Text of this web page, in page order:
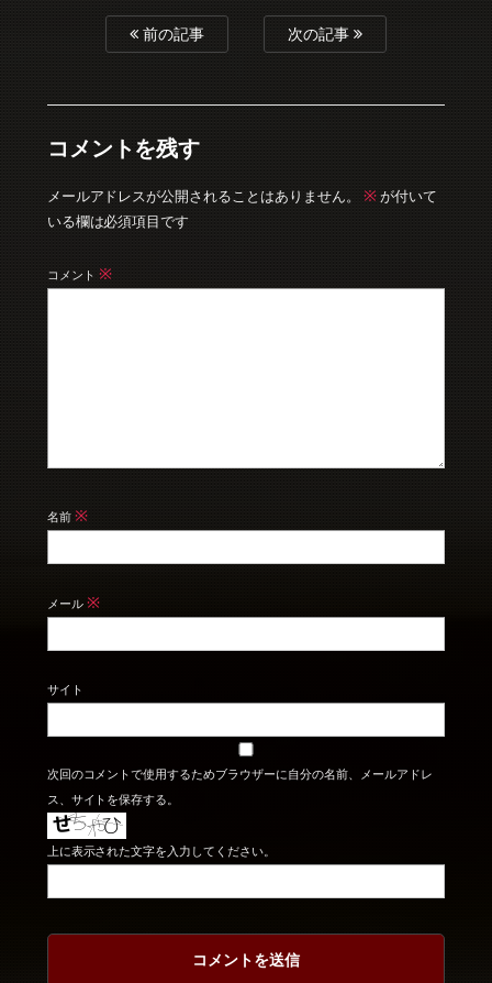
前の記事 次の記事
コメントを残す
メールアドレスが公開されることはありません。 ※ が付いて
いる欄は必須項目です
コメント ※
名前 ※
メール ※
サイト
次回のコメントで使用するためブラウザーに自分の名前、メールアドレ
ス、サイトを保存する。
上に表示された文字を入力してください。